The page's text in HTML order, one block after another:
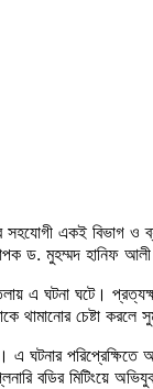
সহযোগী একই বিভাগ
ড. মুহম্মদ হানিফ
এ ঘটনা ঘটে।
চেষ্টা করলে
ঘটনার পরিপ্রেক্ষিতে
বডির মিটিংয়ে